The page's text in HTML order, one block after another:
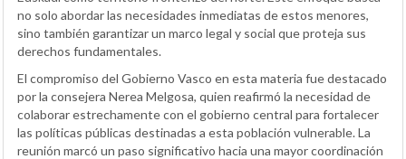
no solo abordar las necesidades inmediatas de estos menores,
sino también garantizar un marco legal y social que proteja sus
derechos fundamentales.
El compromiso del Gobierno Vasco en esta materia fue destacado
por la consejera Nerea Melgosa, quien reafirmó la necesidad de
colaborar estrechamente con el gobierno central para fortalecer
las políticas públicas destinadas a esta población vulnerable. La
reunión marcó un paso significativo hacia una mayor coordinación